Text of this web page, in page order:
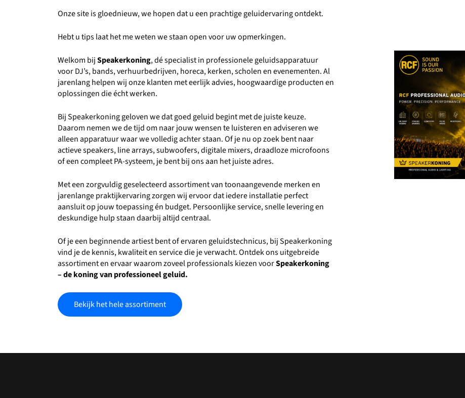
Onze site is gloednieuw, we hopen dat u een prachtige geluidervaring ontdekt.
Hebt u tips laat het me weten we staan open voor uw opmerkingen.
Welkom bijSpeakerkoning, dé specialist in professionele geluidsapparatuur
voor DJ’s, bands, verhuurbedrijven, horeca, kerken, scholen en evenementen. Al
jarenlang helpen wij onze klanten met eerlijk advies, hoogwaardige producten en
oplossingen die écht werken.
Bij Speakerkoning geloven we dat goed geluid begint met de juiste keuze.
Daarom nemen we de tijd om naar jouw wensen te luisteren en adviseren we
alleen apparatuur waar we volledig achter staan. Of je nu op zoek bent naar
actieve speakers, line arrays, subwoofers, digitale mixers, draadloze microfoons
of een compleet PA-systeem, je bent bij ons aan het juiste adres.
Met een zorgvuldig geselecteerd assortiment van toonaangevende merken en
jarenlange praktijkervaring zorgen wij ervoor dat iedere installatie perfect
aansluit op jouw toepassing én budget. Persoonlijke service, snelle levering en
deskundige hulp staan daarbij altijd centraal.
Of je een beginnende artiest bent of ervaren geluidstechnicus, bij Speakerkoning
vind je de kennis, kwaliteit en service die je verwacht. Ontdek ons uitgebreide
assortiment en ervaar waarom zoveel professionals kiezen voorSpeakerkoning
– de koning van professioneel geluid.
Bekijk het hele assortiment